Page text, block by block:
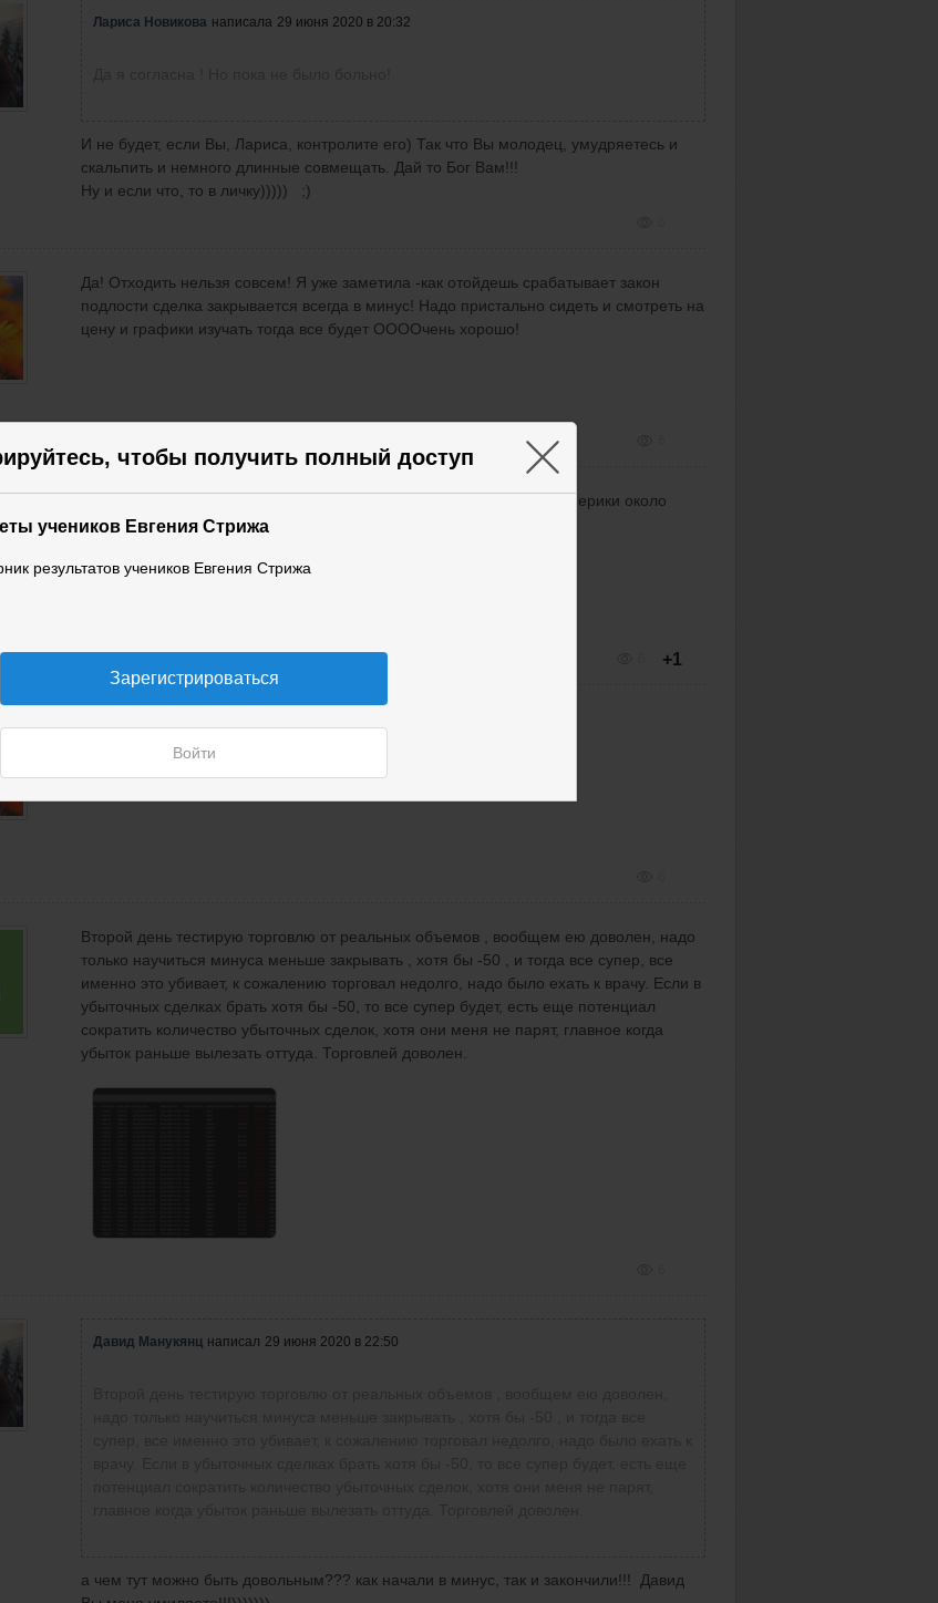
чтобы получить полный доступ
учеников Евгения Стрижа
результатов учеников Евгения Стрижа
Зарегистрироваться
Войти
×
Лариса Новикова написала 29 июня 2020 в 20:32
И не будет, если Вы, Лариса, контролите его) Так что Вы молодец, умудряетесь и
скальпить и немного длинные совмещать. Дай то Бог Вам!!!
Ну и если что, то в личку))))) ;)
Да! Отходить нельзя совсем! Я уже заметила -как отойдешь срабатывает закон
подлости сделка закрывается всегда в минус! Надо пристально сидеть и смотреть на
цену и графики изучать тогда все будет ООООчень хорошо!
Торговать надо только большие импульсные свечи. На открытии Америки около
400$ получилось. 3-4 сделки в одну сторону, 2-3 - в обратную. Все.
+1
Второй день тестирую торговлю от реальных объемов , вообщем ею доволен, надо
только научиться минуса меньше закрывать , хотя бы -50 , и тогда все супер, все
именно это убивает, к сожалению торговал недолго, надо было ехать к врачу. Если в
убыточных сделках брать хотя бы -50, то все супер будет, есть еще потенциал
сократить количество убыточных сделок, хотя они меня не парят, главное когда
убыток раньше вылезать оттуда. Торговлей доволен.
Давид Манукянц написал 29 июня 2020 в 22:50
а чем тут можно быть довольным??? как начали в минус, так и закончили!!! Давид